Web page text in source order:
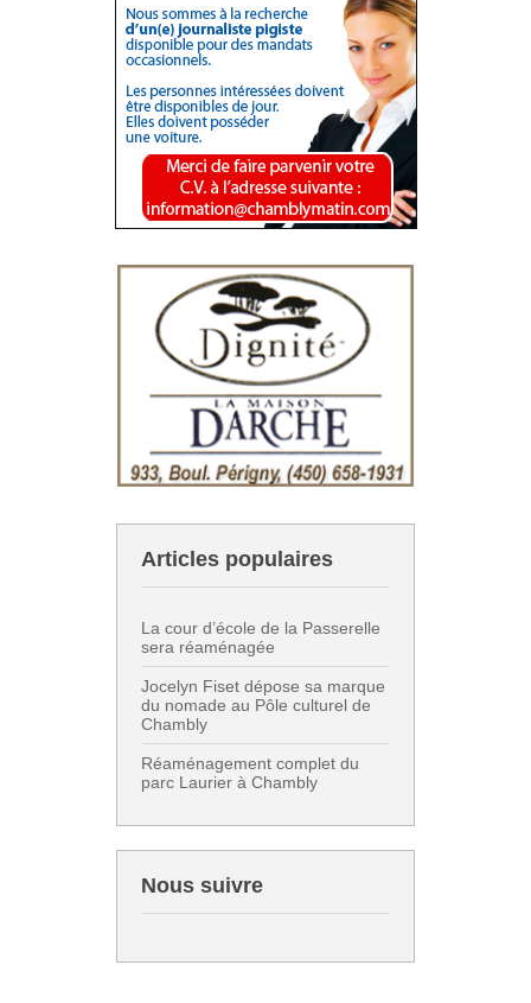
Articles populaires
La cour d’école de la Passerelle
sera réaménagée
Jocelyn Fiset dépose sa marque
du nomade au Pôle culturel de
Chambly
Réaménagement complet du
parc Laurier à Chambly
Nous suivre